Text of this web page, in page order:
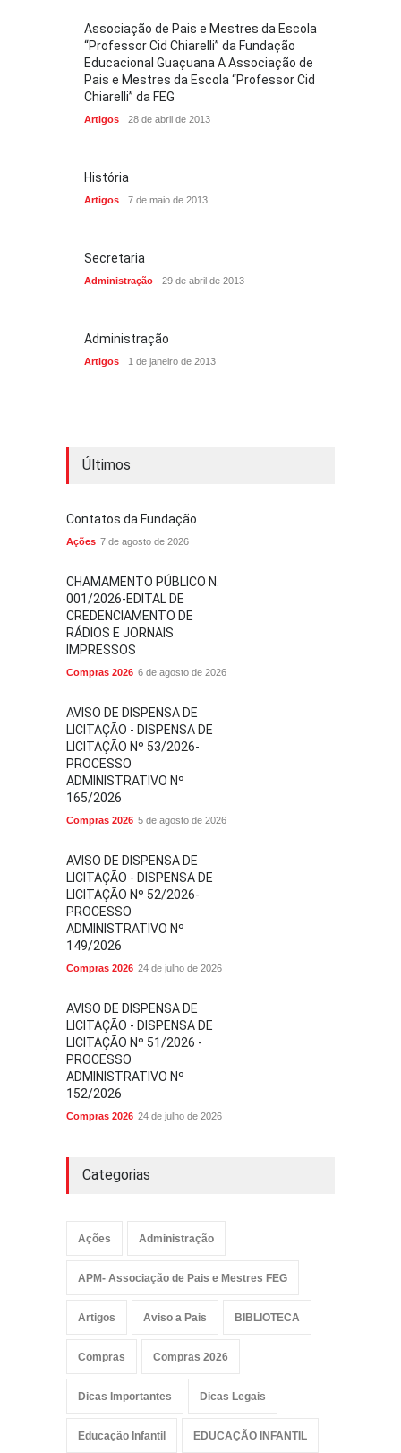
Associação de Pais e Mestres da Escola
“Professor Cid Chiarelli” da Fundação
Educacional Guaçuana A Associação de
Pais e Mestres da Escola “Professor Cid
Chiarelli” da FEG
Artigos 28 de abril de 2013
História
Artigos 7 de maio de 2013
Secretaria
Administração 29 de abril de 2013
Administração
Artigos 1 de janeiro de 2013
Últimos
Contatos da Fundação
Ações 7 de agosto de 2026
CHAMAMENTO PÚBLICO N.
001/2026-EDITAL DE
CREDENCIAMENTO DE
RÁDIOS E JORNAIS
IMPRESSOS
Compras 2026 6 de agosto de 2026
AVISO DE DISPENSA DE
LICITAÇÃO - DISPENSA DE
LICITAÇÃO Nº 53/2026-
PROCESSO
ADMINISTRATIVO Nº
165/2026
Compras 2026 5 de agosto de 2026
AVISO DE DISPENSA DE
LICITAÇÃO - DISPENSA DE
LICITAÇÃO Nº 52/2026-
PROCESSO
ADMINISTRATIVO Nº
149/2026
Compras 2026 24 de julho de 2026
AVISO DE DISPENSA DE
LICITAÇÃO - DISPENSA DE
LICITAÇÃO Nº 51/2026 -
PROCESSO
ADMINISTRATIVO Nº
152/2026
Compras 2026 24 de julho de 2026
Categorias
Ações Administração
APM- Associação de Pais e Mestres FEG
Artigos Aviso a Pais BIBLIOTECA
Compras Compras 2026
Dicas Importantes Dicas Legais
Educação Infantil EDUCAÇÃO INFANTIL